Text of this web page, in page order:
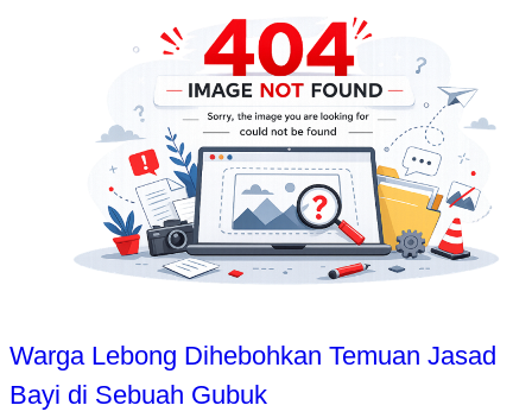
Warga Lebong Dihebohkan Temuan Jasad
Bayi di Sebuah Gubuk